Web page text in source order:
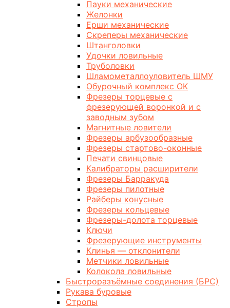
Пауки механические
Желонки
Ерши механические
Скреперы механические
Штанголовки
Удочки ловильные
Труболовки
Шламометаллоуловитель ШМУ
Обурочный комплекс ОК
Фрезеры торцевые с
фрезерующей воронкой и с
заводным зубом
Магнитные ловители
Фрезеры арбузообразные
Фрезеры стартово-оконные
Печати свинцовые
Калибраторы расширители
Фрезеры Барракуда
Фрезеры пилотные
Райберы конусные
Фрезеры кольцевые
Фрезеры-долота торцевые
Ключи
Фрезерующие инструменты
Клинья — отклонители
Метчики ловильные
Колокола ловильные
Быстроразъёмные соединения (БРС)
Рукава буровые
Стропы